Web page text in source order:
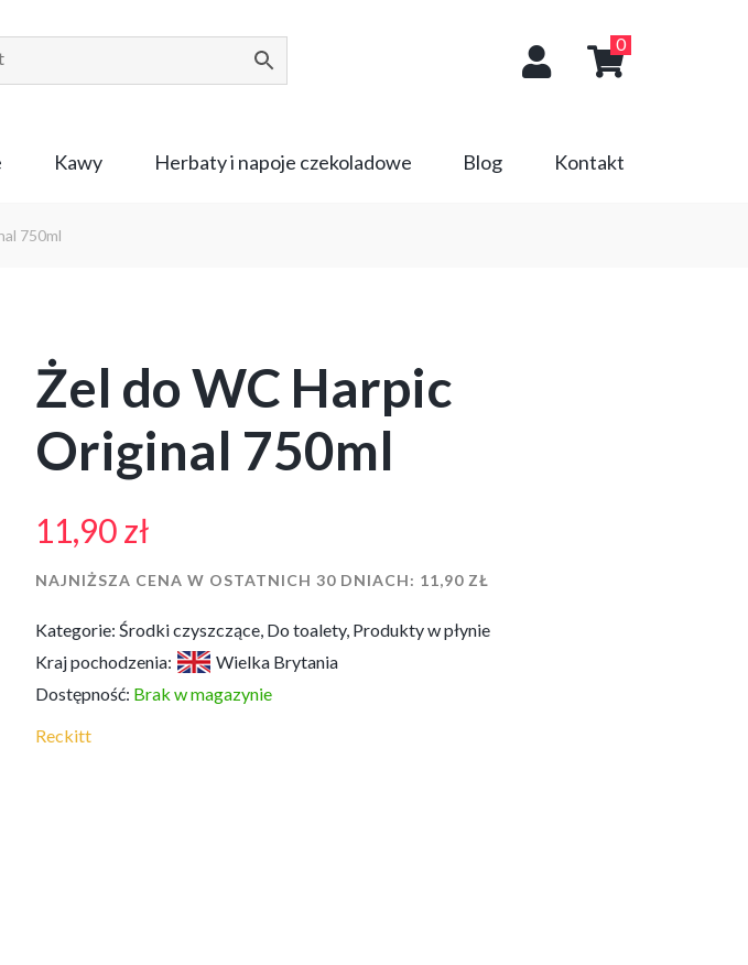
0
Kawy Herbaty i napoje czekoladowe Blog Kontakt
750ml
Żel do WC Harpic
Original 750ml
11,90zł
NAJNIŻSZA CENA W OSTATNICH 30 DNIACH: 11,90 ZŁ
Kategorie: Środki czyszczące, Do toalety, Produkty w płynie
Kraj pochodzenia:
Wielka Brytania
Dostępność: Brak w magazynie
Reckitt